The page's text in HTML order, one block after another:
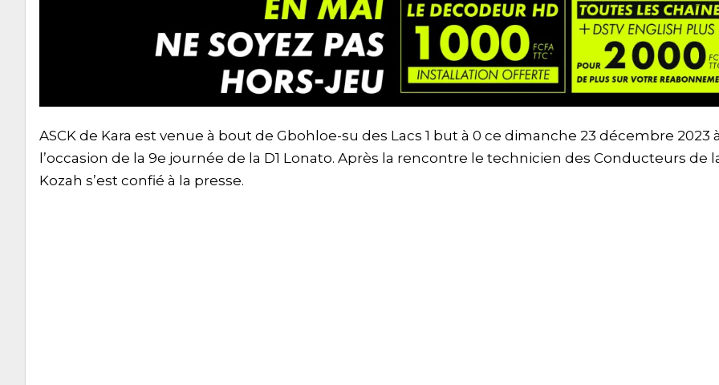
ASCK de Kara est venue à bout de Gbohloe-su des Lacs 1 but à 0 ce dimanche 23 décembre 2023
l’occasion de la 9e journée de la D1 Lonato. Après la rencontre le technicien des Conducteurs de
Kozah s’est confié à la presse.